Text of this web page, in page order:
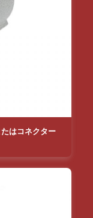
はコネクター